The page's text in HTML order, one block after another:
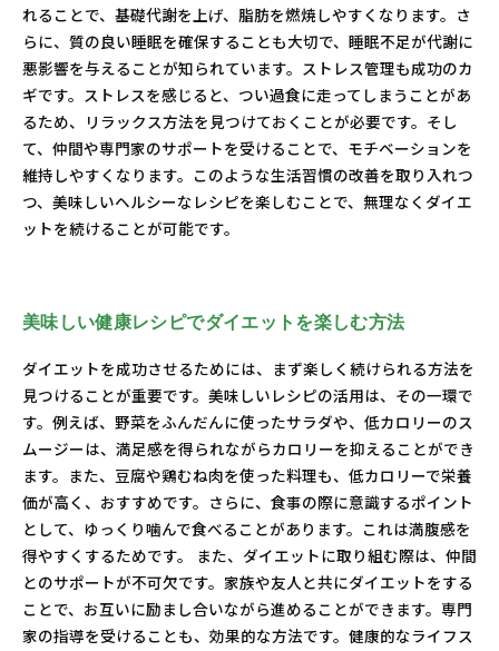
れることで、基礎代謝を上げ、脂肪を燃焼しやすくなります。さ
らに、質の良い睡眠を確保することも大切で、睡眠不足が代謝に
悪影響を与えることが知られています。ストレス管理も成功のカ
ギです。ストレスを感じると、つい過食に走ってしまうことがあ
るため、リラックス方法を見つけておくことが必要です。そし
て、仲間や専門家のサポートを受けることで、モチベーションを
維持しやすくなります。このような生活習慣の改善を取り入れつ
つ、美味しいヘルシーなレシピを楽しむことで、無理なくダイエ
ットを続けることが可能です。
美味しい健康レシピでダイエットを楽しむ方法
ダイエットを成功させるためには、まず楽しく続けられる方法を
見つけることが重要です。美味しいレシピの活用は、その一環で
す。例えば、野菜をふんだんに使ったサラダや、低カロリーのス
ムージーは、満足感を得られながらカロリーを抑えることができ
ます。また、豆腐や鶏むね肉を使った料理も、低カロリーで栄養
価が高く、おすすめです。さらに、食事の際に意識するポイント
として、ゆっくり噛んで食べることがあります。これは満腹感を
得やすくするためです。 また、ダイエットに取り組む際は、仲間
とのサポートが不可欠です。家族や友人と共にダイエットをする
ことで、お互いに励まし合いながら進めることができます。専門
家の指導を受けることも、効果的な方法です。健康的なライフス